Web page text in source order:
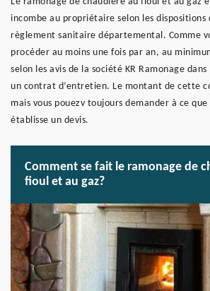
incombe au propriétaire selon les dispositions
règlement sanitaire départemental. Comme
procéder au moins une fois par an, au
selon les avis de la société KR Ramonage
un contrat d’entretien. Le montant de cette
mais vous pouezv toujours demander à ce
établisse un devis.
Comment se fait le ramonage de
fioul et au gaz?